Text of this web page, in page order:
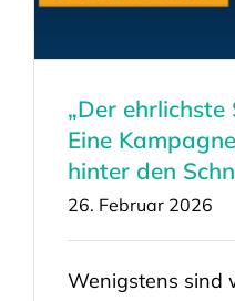
„Der
Eine
hinter den
26. Februar 2026
Wenigstens sind